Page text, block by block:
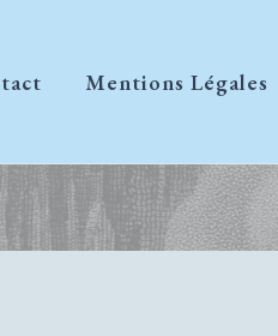
Mentions Légales